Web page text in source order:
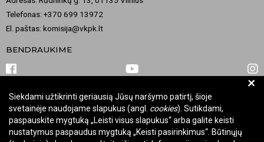
Telefonas: +370 699 13972
El. paštas: komisija@vkpk.lt
BENDRAUKIME
© 2026 Valstybinė kultūros paveldo komisija. Visos teisės saugomos.
Keisti slapukų nustatymus
+
Siekdami užtikrinti geriausią Jūsų naršymo patirtį, šioje
svetainėje naudojame slapukus (angl. cookies). Sutikdami,
paspauskite mygtuką „Leisti visus slapukus“ arba galite keisti
nustatymus paspaudus mygtuką „Keisti pasirinkimus“. Būtinųjų